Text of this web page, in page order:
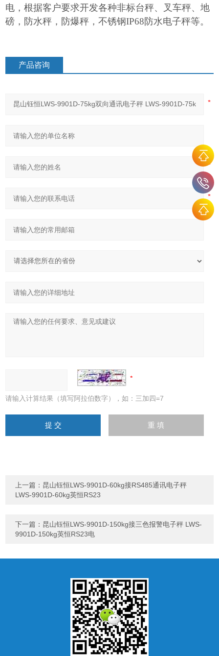
电，根据客户要求开发各种非标台秤、叉车秤、地
磅，防水秤，防爆秤，不锈钢IP68防水电子秤等。
产品咨询
请输入计算结果（填写阿拉伯数字），如：三加四=7
上一篇： 昆山钰恒LWS-9901D-60kg接RS485通讯电子秤
LWS-9901D-60kg英恒RS23
下一篇： 昆山钰恒LWS-9901D-150kg接三色报警电子秤 LWS-
9901D-150kg英恒RS23电